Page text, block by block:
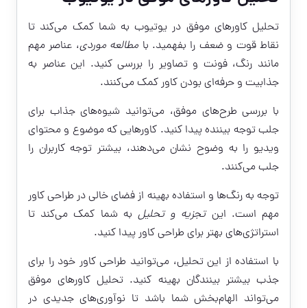
تحلیل کاورهای موفق در یوتیوب به شما کمک می‌کند تا
نقاط قوت و ضعف را بفهمید. با مطالعه موردی، عناصر مهم
مانند رنگ، فونت و تصاویر را بررسی کنید. این عناصر به
جذابیت و حرفه‌ای بودن کاور کمک می‌کنند.
با بررسی طرح‌های موفق، می‌توانید شیوه‌های جذاب برای
جلب توجه بیننده پیدا کنید. کاورهایی که موضوع و محتوای
ویدیو را به وضوح نشان می‌دهند، بیشتر توجه کاربران را
جلب می‌کنند.
توجه به رنگ‌ها و استفاده بهینه از فضای خالی در طراحی کاور
مهم است. اینتجزیه و تحلیلبه شما کمک می‌کند تا
استراتژی‌های بهتر برای طراحی کاور پیدا کنید.
با استفاده از این تحلیل، می‌توانید طراحی کاور خود را برای
جذب بیشتر بینندگان بهینه کنید. تحلیل کاورهای موفق
می‌تواند الهام‌بخش شما باشد تا نوآوری‌های جدیدی در